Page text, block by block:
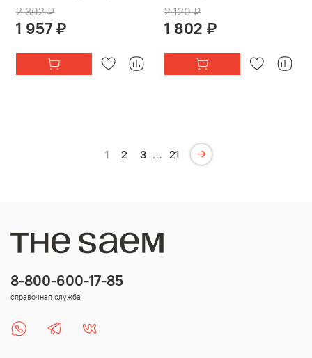
2 302 ₽
1 957 ₽
2 120 ₽
1 802 ₽
1 2 3 … 21
8-800-600-17-85
справочная служба